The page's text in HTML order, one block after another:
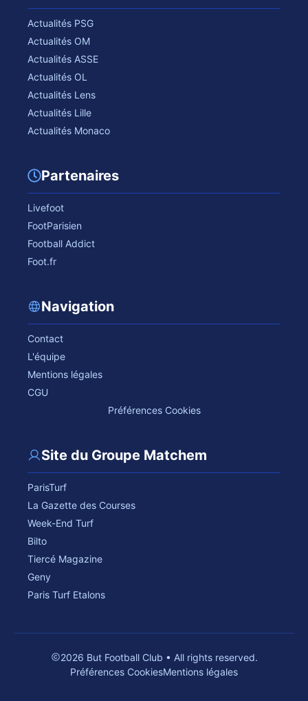
Actualités PSG
Actualités OM
Actualités ASSE
Actualités OL
Actualités Lens
Actualités Lille
Actualités Monaco
Partenaires
Livefoot
FootParisien
Football Addict
Foot.fr
Navigation
Contact
L'équipe
Mentions légales
CGU
Préférences Cookies
Site du Groupe Matchem
ParisTurf
La Gazette des Courses
Week-End Turf
Bilto
Tiercé Magazine
Geny
Paris Turf Etalons
2026 But Football Club • All rights reserved.
Préférences CookiesMentions légales